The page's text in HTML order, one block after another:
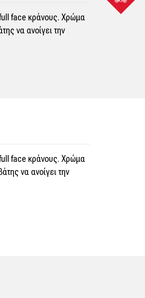
full face κράνους. Χρώμα
να ανοίγει την
full face κράνους. Χρώμα
να ανοίγει την